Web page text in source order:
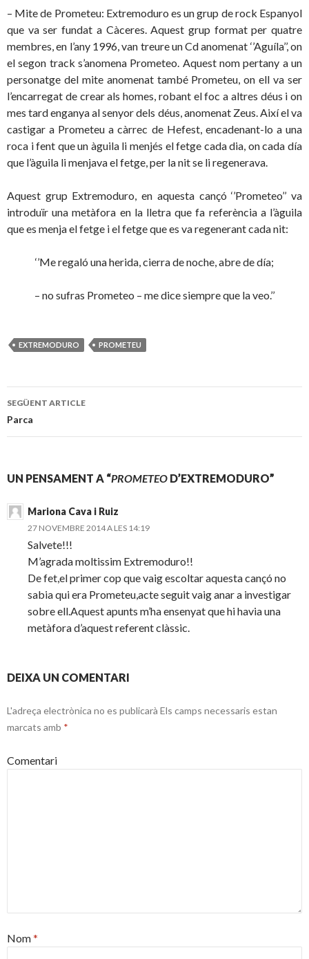
– Mite de Prometeu: Extremoduro es un grup de rock Espanyol
que va ser fundat a Càceres. Aquest grup format per quatre
membres, en l’any 1996, van treure un Cd anomenat ‘’Aguíla’’, on
el segon track s’anomena Prometeo. Aquest nom pertany a un
personatge del mite anomenat també Prometeu, on ell va ser
l’encarregat de crear als homes, robant el foc a altres déus i on
mes tard enganya al senyor dels déus, anomenat Zeus. Així el va
castigar a Prometeu a càrrec de Hefest, encadenant-lo a una
roca i fent que un àguila li menjés el fetge cada dia, on cada día
que l’àguila li menjava el fetge, per la nit se li regenerava.
Aquest grup Extremoduro, en aquesta cançó ‘’Prometeo’’ va
introduïr una metàfora en la lletra que fa referència a l’àguila
que es menja el fetge i el fetge que es va regenerant cada nit:
‘’Me regaló una herida, cierra de noche, abre de día;
– no sufras Prometeo – me dice siempre que la veo.’’
EXTREMODURO PROMETEU
Navegació
articles
SEGÜENT ARTICLE
Parca
UN PENSAMENT A “PROMETEO D’EXTREMODURO”
Mariona Cava i Ruiz
27 NOVEMBRE 2014 A LES 14:19
Salvete!!!
M’agrada moltissim Extremoduro!!
De fet,el primer cop que vaig escoltar aquesta cançó no
sabia qui era Prometeu,acte seguit vaig anar a investigar
sobre ell.Aquest apunts m’ha ensenyat que hi havia una
metàfora d’aquest referent clàssic.
DEIXA UN COMENTARI
L'adreça electrònica no es publicarà Els camps necessaris estan
marcats amb *
Comentari
Nom*